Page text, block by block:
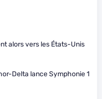
alors vers les États-Unis
Delta lance Symphonie 1